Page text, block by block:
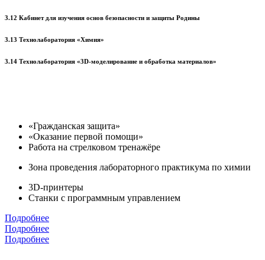
3.12 Кабинет для изучения основ безопасности и защиты Родины
3.13 Технолаборатория «Химия»
3.14 Технолаборатория «3D-моделирование и обработка материалов»
«Гражданская защита»
«Оказание первой помощи»
Работа на стрелковом тренажёре
Зона проведения лабораторного практикума по химии
3D-принтеры
Станки с программным управлением
Подробнее
Подробнее
Подробнее